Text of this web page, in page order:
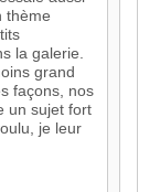
thème
la galerie.
grand
façons, nos
un sujet fort
je leur